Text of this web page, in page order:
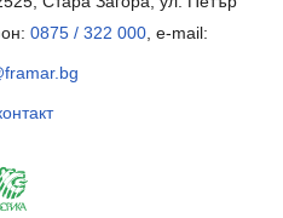
0875 / 322 000, e-mail: